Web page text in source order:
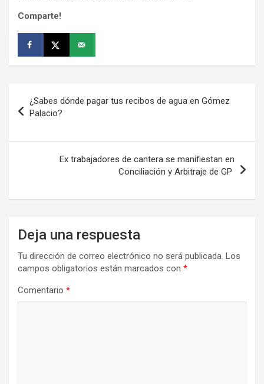
Comparte!
de
¿Sabes dónde pagar tus recibos de agua en Gómez
Palacio?
Ex trabajadores de cantera se manifiestan en
Conciliación y Arbitraje de GP
Deja una respuesta
Tu dirección de correo electrónico no será publicada. Los
campos obligatorios están marcados con *
Comentario *